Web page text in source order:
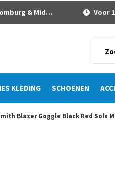
KLEDING SCHOENEN
& Middelburg Voor
Blazer Goggle Black Red Solx